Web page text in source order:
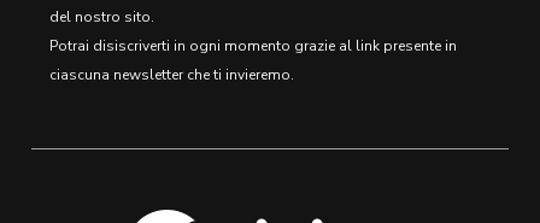
del nostro sito.
Potrai disiscriverti in ogni momento grazie al link presente in
ciascuna newsletter che ti invieremo.